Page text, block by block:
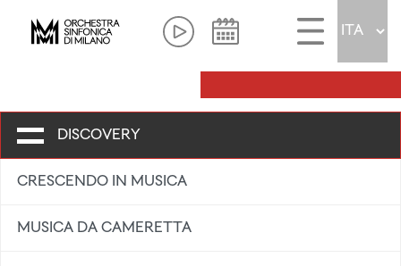
DISCOVERY
CRESCENDO IN MUSICA
MUSICA DA CAMERETTA